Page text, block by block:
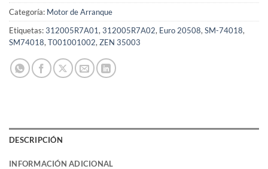
Categoría: Motor de Arranque
Etiquetas:312005R7A01, 312005R7A02, Euro 20508, SM-74018,
SM74018, T001001002, ZEN 35003
DESCRIPCIÓN
INFORMACIÓN ADICIONAL